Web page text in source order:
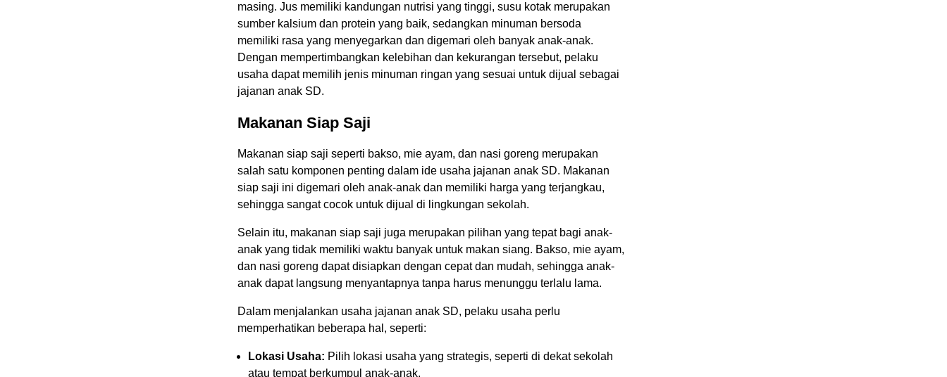
masing. Jus memiliki kandungan nutrisi yang tinggi, susu kotak merupakan
sumber kalsium dan protein yang baik, sedangkan minuman bersoda
memiliki rasa yang menyegarkan dan digemari oleh banyak anak-anak.
Dengan mempertimbangkan kelebihan dan kekurangan tersebut, pelaku
usaha dapat memilih jenis minuman ringan yang sesuai untuk dijual sebagai
jajanan anak SD.
Makanan Siap Saji
Makanan siap saji seperti bakso, mie ayam, dan nasi goreng merupakan
salah satu komponen penting dalam ide usaha jajanan anak SD. Makanan
siap saji ini digemari oleh anak-anak dan memiliki harga yang terjangkau,
sehingga sangat cocok untuk dijual di lingkungan sekolah.
Selain itu, makanan siap saji juga merupakan pilihan yang tepat bagi anak-
anak yang tidak memiliki waktu banyak untuk makan siang. Bakso, mie ayam,
dan nasi goreng dapat disiapkan dengan cepat dan mudah, sehingga anak-
anak dapat langsung menyantapnya tanpa harus menunggu terlalu lama.
Dalam menjalankan usaha jajanan anak SD, pelaku usaha perlu
memperhatikan beberapa hal, seperti:
Lokasi Usaha: Pilih lokasi usaha yang strategis, seperti di dekat sekolah
atau tempat berkumpul anak-anak.